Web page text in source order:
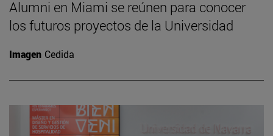
Alumni en Miami se reúnen para conocer
los futuros proyectos de la Universidad
Imagen Cedida